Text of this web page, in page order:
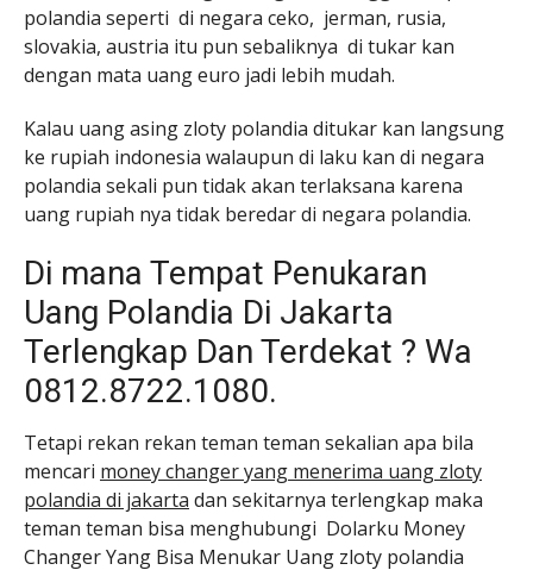
polandia seperti di negara ceko, jerman, rusia,
slovakia, austria itu pun sebaliknya di tukar kan
dengan mata uang euro jadi lebih mudah.
Kalau uang asing zloty polandia ditukar kan langsung
ke rupiah indonesia walaupun di laku kan di negara
polandia sekali pun tidak akan terlaksana karena
uang rupiah nya tidak beredar di negara polandia.
Di mana Tempat Penukaran
Uang Polandia Di Jakarta
Terlengkap Dan Terdekat ? Wa
0812.8722.1080.
Tetapi rekan rekan teman teman sekalian apa bila
mencari money changer yang menerima uang zloty
polandia di jakarta dan sekitarnya terlengkap maka
teman teman bisa menghubungi Dolarku Money
Changer Yang Bisa Menukar Uang zloty polandia